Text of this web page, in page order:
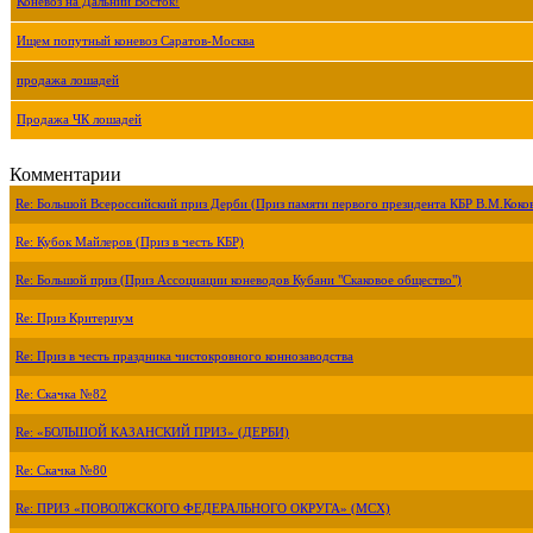
Ищем попутный коневоз Саратов-Москва
продажа лошадей
Продажа ЧК лошадей
Комментарии
Re: Большой Всероссийский приз Дерби (Приз памяти первого президента КБР
Re: Кубок Майлеров (Приз в честь КБР)
Re: Большой приз (Приз Ассоциации коневодов Кубани "Скаковое общество")
Re: Приз Критериум
Re: Приз в честь праздника чистокровного коннозаводства
Re: Скачка №82
Re: «БОЛЬШОЙ КАЗАНСКИЙ ПРИЗ» (ДЕРБИ)
Re: Скачка №80
Re: ПРИЗ «ПОВОЛЖСКОГО ФЕДЕРАЛЬНОГО ОКРУГА» (МСХ)